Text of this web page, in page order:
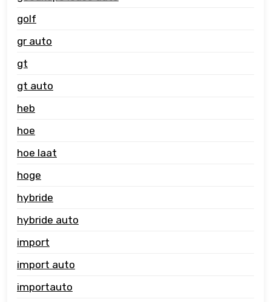
golf
gr auto
gt
gt auto
heb
hoe
hoe laat
hoge
hybride
hybride auto
import
import auto
importauto